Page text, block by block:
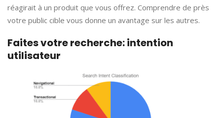
réagirait à un produit que vous offrez. Comprendre de près
votre public cible vous donne un avantage sur les autres.
Faites votre recherche: intention
utilisateur